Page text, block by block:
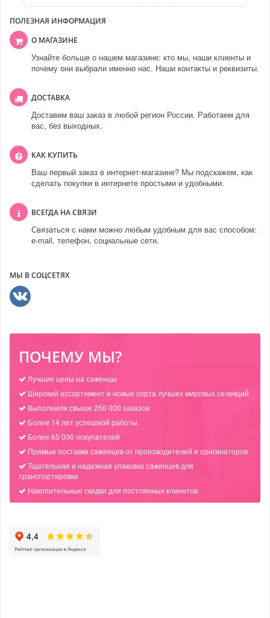
ПОЛЕЗНАЯ ИНФОРМАЦИЯ
О МАГАЗИНЕ
Узнайте больше о нашем магазине: кто мы, наши клиенты и
почему они выбрали именно нас. Наши контакты и реквизиты.
ДОСТАВКА
Доставим ваш заказ в любой регион России. Работаем для
вас, без выходных.
КАК КУПИТЬ
Ваш первый заказ в интернет-магазине? Мы подскажем, как
сделать покупки в интернете простыми и удобными.
ВСЕГДА НА СВЯЗИ
Связаться с нами можно любым удобным для вас способом:
e-mail, телефон, социальные сети.
МЫ В СОЦСЕТЯХ
ПОЧЕМУ МЫ?
Лучшие цены на саженцы
Широкий ассортимент и новые сорта лучших мировых селекций
Выполнили свыше 250 000 заказов
Более 14 лет успешной работы
Более 65 000 покупателей
Прямые поставки саженцев от производителей и оригинаторов
Тщательная и надежная упаковка саженцев для
транспортировки
Накопительные скидки для постоянных клиентов